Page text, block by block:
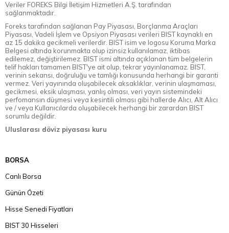
Veriler FOREKS Bilgi İletişim Hizmetleri A.Ş. tarafından
sağlanmaktadır.
Foreks tarafından sağlanan Pay Piyasası, Borçlanma Araçları
Piyasası, Vadeli İşlem ve Opsiyon Piyasası verileri BIST kaynaklı en
az 15 dakika gecikmeli verilerdir. BIST isim ve logosu Koruma Marka
Belgesi altında korunmakta olup izinsiz kullanılamaz, iktibas
edilemez, değiştirilemez. BIST ismi altında açıklanan tüm belgelerin
telif hakları tamamen BIST'ye ait olup, tekrar yayınlanamaz. BIST,
verinin sekansı, doğruluğu ve tamlığı konusunda herhangi bir garanti
vermez. Veri yayınında oluşabilecek aksaklıklar, verinin ulaşmaması,
gecikmesi, eksik ulaşması, yanlış olması, veri yayın sistemindeki
perfomansın düşmesi veya kesintili olması gibi hallerde Alıcı, Alt Alıcı
ve / veya Kullanıcılarda oluşabilecek herhangi bir zarardan BIST
sorumlu değildir.
Uluslarası döviz piyasası kuru
BORSA
Canlı Borsa
Günün Özeti
Hisse Senedi Fiyatları
BIST 30 Hisseleri